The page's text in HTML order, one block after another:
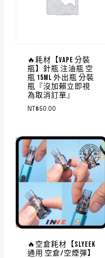
🔥耗材【VAPE 分裝
瓶】針瓶 注油瓶 空
瓶 15ML 外出瓶 分裝
瓶『沒加賴立即視
為取消訂單』
NT$50.00
🔥空倉耗材【SLYEEK
通用 空倉/空煙彈】